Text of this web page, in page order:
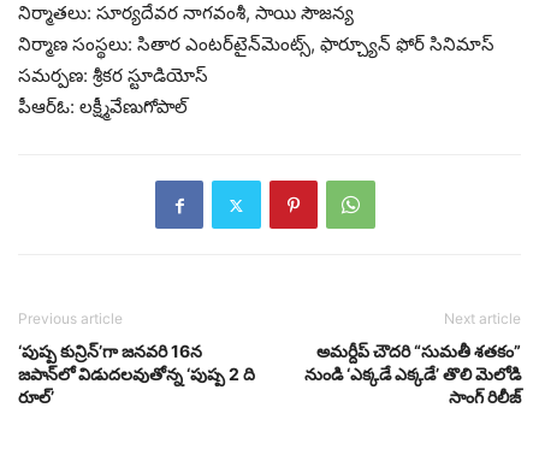
నిర్మాతలు: సూర్యదేవర నాగవంశీ, సాయి సౌజన్య
నిర్మాణ సంస్థలు: సితార ఎంటర్‌టైన్‌మెంట్స్, ఫార్చ్యూన్ ఫోర్ సినిమాస్
సమర్పణ: శ్రీకర స్టూడియోస్
పీఆర్ఓ: లక్ష్మీవేణుగోపాల్
Previous article
‘పుష్ప కున్రిన్’గా జనవరి 16న
జపాన్‌లో విడుద‌ల‌వుతోన్న ‘పుష్ప 2 ది
రూల్‌’
Next article
అమర్దీప్ చౌదరి “సుమతీ శతకం”
నుండి ‘ఎక్కడే ఎక్కడే’ తొలి మెలోడి
సాంగ్ రిలీజ్